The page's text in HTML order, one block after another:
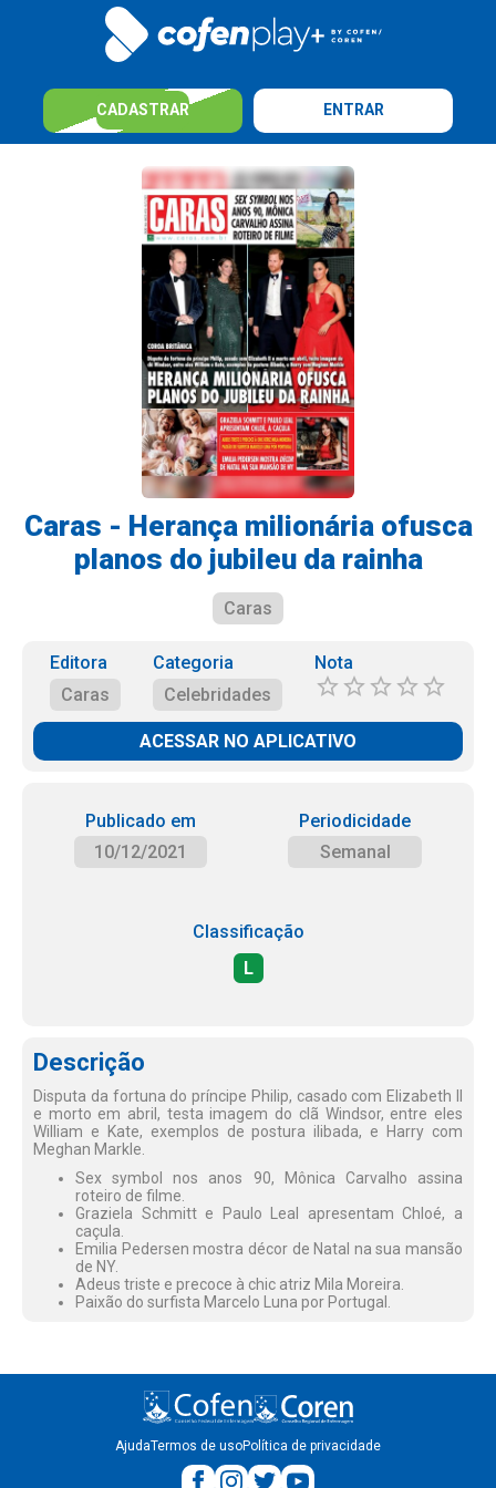
CADASTRAR ENTRAR
Caras - Herança milionária ofusca
planos do jubileu da rainha
Caras
Editora
Caras
Categoria
Celebridades
Nota
ACESSAR NO APLICATIVO
Publicado em
10/12/2021
Periodicidade
Semanal
Classificação
L
Descrição
Disputa da fortuna do príncipe Philip, casado com Elizabeth II
e morto em abril, testa imagem do clã Windsor, entre eles
William e Kate, exemplos de postura ilibada, e Harry com
Meghan Markle.
Sex symbol nos anos 90, Mônica Carvalho assina
roteiro de filme.
Graziela Schmitt e Paulo Leal apresentam Chloé, a
caçula.
Emilia Pedersen mostra décor de Natal na sua mansão
de NY.
Adeus triste e precoce à chic atriz Mila Moreira.
Paixão do surfista Marcelo Luna por Portugal.
AjudaTermos de usoPolítica de privacidade